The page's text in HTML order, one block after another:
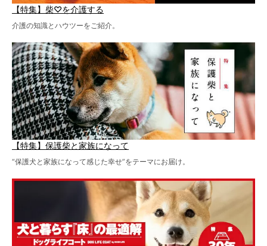
【特集】柴♡を介護する
介護の知識とハウツーをご紹介。
【特集】保護柴と家族になって
“保護犬と家族になって感じた幸せ”をテーマにお届け。